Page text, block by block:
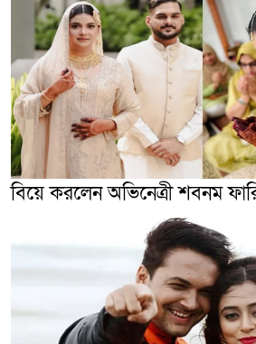
বিয়ে করলেন অভিনেত্রী শবনম